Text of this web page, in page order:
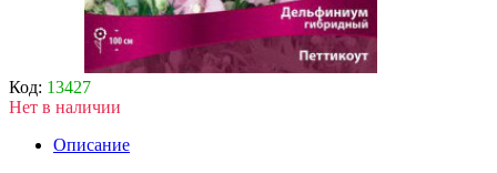
Код: 13427
Нет в наличии
Описание